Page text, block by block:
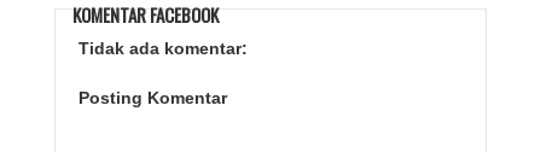
KOMENTAR FACEBOOK
Tidak ada komentar:
Posting Komentar